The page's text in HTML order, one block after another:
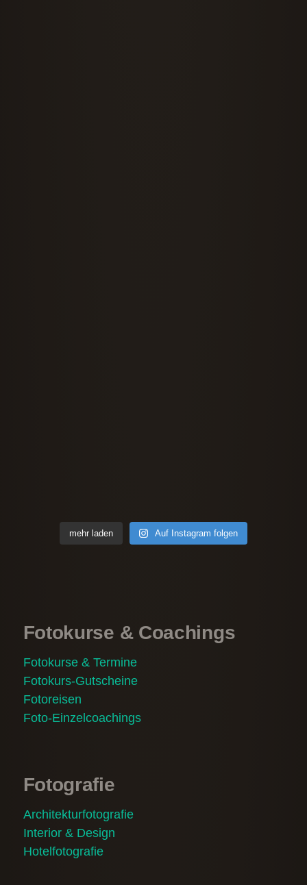
mehr laden Auf Instagram folgen
Fotokurse & Coachings
Fotokurse & Termine
Fotokurs-Gutscheine
Fotoreisen
Foto-Einzelcoachings
Fotografie
Architekturfotografie
Interior & Design
Hotelfotografie